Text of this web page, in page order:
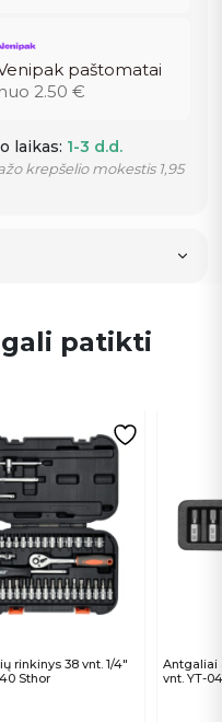
paštomatai
nuo 2.50 €
laikas: 1-3 d.d.
krepšelio mokestis 1,95
patikti
rinkinys 38 vnt. 1/4″
Sthor
Antgaliai
vnt. YT-